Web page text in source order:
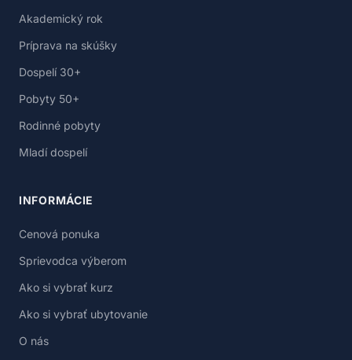
Akademický rok
Príprava na skúšky
Dospelí 30+
Pobyty 50+
Rodinné pobyty
Mladí dospelí
INFORMÁCIE
Cenová ponuka
Sprievodca výberom
Ako si vybrať kurz
Ako si vybrať ubytovanie
O nás